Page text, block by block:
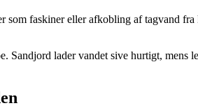
som faskiner eller afkobling af tagvand
Sandjord lader vandet sive hurtigt,